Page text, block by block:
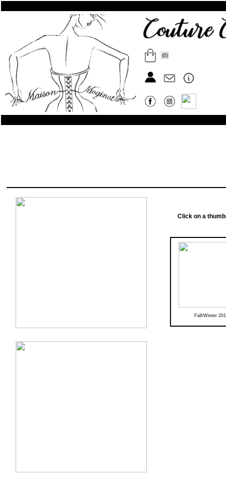
(0)
Click on a
Fall/Winter